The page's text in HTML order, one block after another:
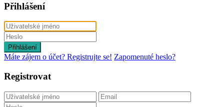
Přihlášení
Přihlášení
Máte zájem o účet? Registrujte se! Zapomenuté heslo?
Registrovat